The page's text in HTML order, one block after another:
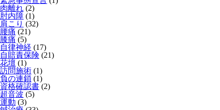
肉離れ (2)
肘内障 (1)
肩こり (32)
腰痛 (21)
膝痛 (5)
自律神経 (17)
自賠責保険 (21)
花壇 (1)
訪問施術 (1)
負の連鎖 (1)
資格確認書 (2)
超音波 (5)
運動 (3)